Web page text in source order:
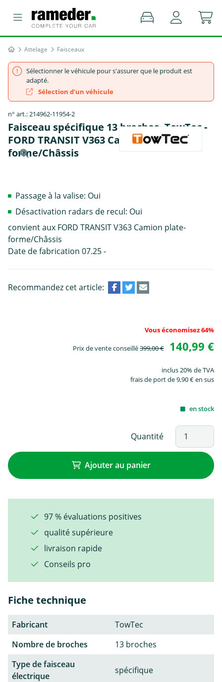
Attelage Faisceaux
Sélectionner le véhicule pour s'assurer que le produit est
adapté.
Sélection d'un véhicule
n° art.: 214962-11954-2
Faisceau spécifique 13 broches, TowTec -
FORD TRANSIT V363 Camion plate-
forme/Châssis
Passage à la valise: Oui
Désactivation radars de recul: Oui
convient aux FORD TRANSIT V363 Camion plate-
forme/Châssis
Date de fabrication 07.25 -
Recommandez cet article:
Vous économisez 64%
Prix de vente conseillé399,00 € 140,99 €
inclus 20% de TVA
frais de port de 9,90 € en sus
en stock
Quantité
Ajouter au panier
97 % évaluations positives
qualité supérieure
livraison rapide
Conseils pro
Fiche technique
Fabricant
TowTec
Nombre de broches
13 broches
Type de faisceau
électrique
spécifique